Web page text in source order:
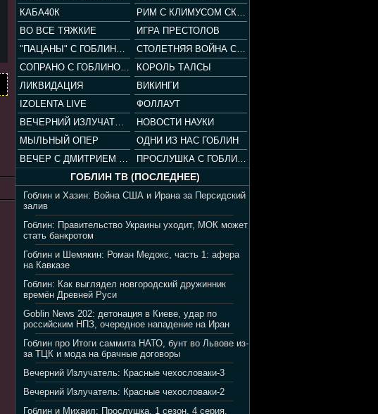
КАБА40К
РИМ С КЛИМУСОМ СКАРАБЕУСОМ
ВО ВСЕ ТЯЖКИЕ
ИГРА ПРЕСТОЛОВ
"ПАЦАНЫ" С ГОБЛИНОМ
СТОЛЕТНЯЯ ВОЙНА С КЛИМОМ ЖУКОВЫМ И ГОБЛИНОМ
СОПРАНО С ГОБЛИНОМ (РАЗБОР СЕРИАЛА)
КОРОЛЬ ТАЛСЫ
ЛИКВИДАЦИЯ
ВИКИНГИ
IZOLENTA LIVE
ФОЛЛАУТ
ВЕЧЕРНИЙ ИЗЛУЧАТЕЛЬ
НОВОСТИ НАУКИ
МЫЛЬНЫЙ ОПЕР
ОДНИ ИЗ НАС ГОБЛИН
ВЕЧЕР С ДМИТРИЕМ ПУЧКОВЫМ
ПРОСЛУШКА С ГОБЛИНОМ
ГОБЛИН ТВ (ПОСЛЕДНЕЕ)
Гоблин и Хазин: Война США и Ирана за Персидский
залив
Гоблин: Правительство Украины уходит, МОК может
стать банкротом
Гоблин и Шемякин: Роман Медокс, часть 1: афера
на Кавказе
Гоблин: Как выглядел новгородский дружинник
времён Древней Руси
Goblin News 202: детонация в Киеве, удар по
российским НПЗ, очередное нападение на Иран
Гоблин про Итоги саммита НАТО, бунт во Львове из-
за ТЦК и мода на брачные договоры
Вечерний Излучатель: Красные чехословаки-3
Вечерний Излучатель: Красные чехословаки-2
Гоблин и Михаил: Прослушка, 1 сезон, 4 серия,